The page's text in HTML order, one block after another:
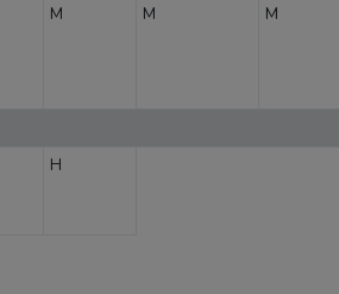
M M M
H